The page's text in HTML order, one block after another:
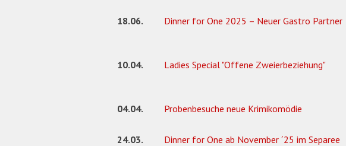
18.06. Dinner for One 2025 – Neuer Gastro Partner
10.04. Ladies Special "Offene Zweierbeziehung"
04.04. Probenbesuche neue Krimikomödie
24.03. Dinner for One ab November ´25 im Separee